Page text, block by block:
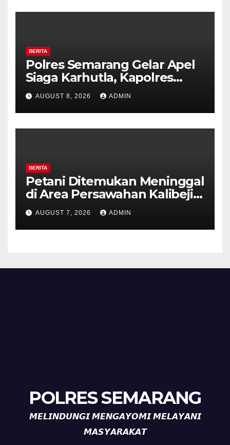
BERITA
Polres Semarang Gelar Apel
Siaga Karhutla, Kapolres
Tekankan Sinergi dan
Kesiapsiagaan Hadapi Musim
Kemarau.
AUGUST 8, 2026 ADMIN
BERITA
Petani Ditemukan Meninggal
di Area Persawahan Kalibeji,
Polisi Pastikan Tidak Ada
Tanda Kekerasan
AUGUST 7, 2026 ADMIN
POLRES SEMARANG
𝙈𝙀𝙇𝙄𝙉𝘿𝙐𝙉𝙂𝙄 𝙈𝙀𝙉𝙂𝘼𝙔𝙊𝙈𝙄 𝙈𝙀𝙇𝘼𝙔𝘼𝙉𝙄
𝙈𝘼𝙎𝙔𝘼𝙍𝘼𝙆𝘼𝙏